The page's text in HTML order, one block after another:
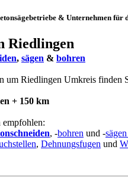
& Unternehmen für
Riedlingen
, sägen & bohren
um Riedlingen Umkreis finden
+ 150 km
empfohlen:
, -bohren und -
, Dehnungsfugen und